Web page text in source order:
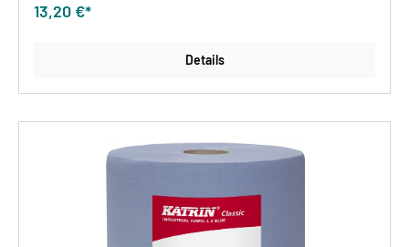
13,20 €*
Details